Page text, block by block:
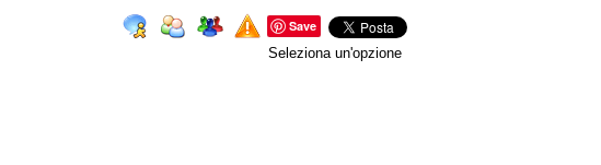
Save
Seleziona un'opzione